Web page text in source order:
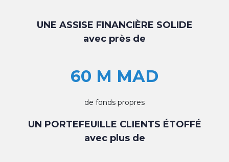
UNE ASSISE FINANCIÈRE SOLIDE
avec près de
60 M MAD
de fonds propres
UN PORTEFEUILLE CLIENTS ÉTOFFÉ
avec plus de